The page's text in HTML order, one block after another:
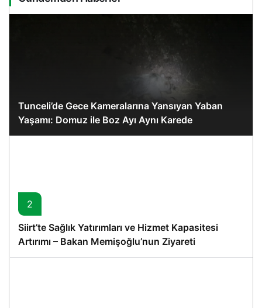
Tunceli’de Gece Kameralarına Yansıyan Yaban
Yaşamı: Domuz ile Boz Ayı Aynı Karede
2
Siirt’te Sağlık Yatırımları ve Hizmet Kapasitesi
Artırımı – Bakan Memişoğlu’nun Ziyareti